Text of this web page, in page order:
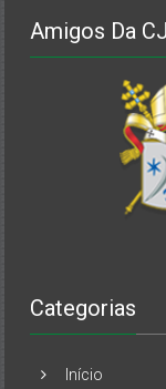
Amigos Da
Categorias
Início